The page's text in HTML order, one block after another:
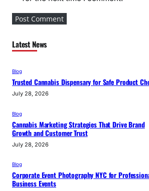
Latest News
Blog
Trusted Cannabis Dispensary for Safe Product
July 28, 2026
Blog
Cannabis Marketing Strategies That Drive Brand
Growth and Customer Trust
July 28, 2026
Blog
Corporate Event Photography NYC for
Business Events